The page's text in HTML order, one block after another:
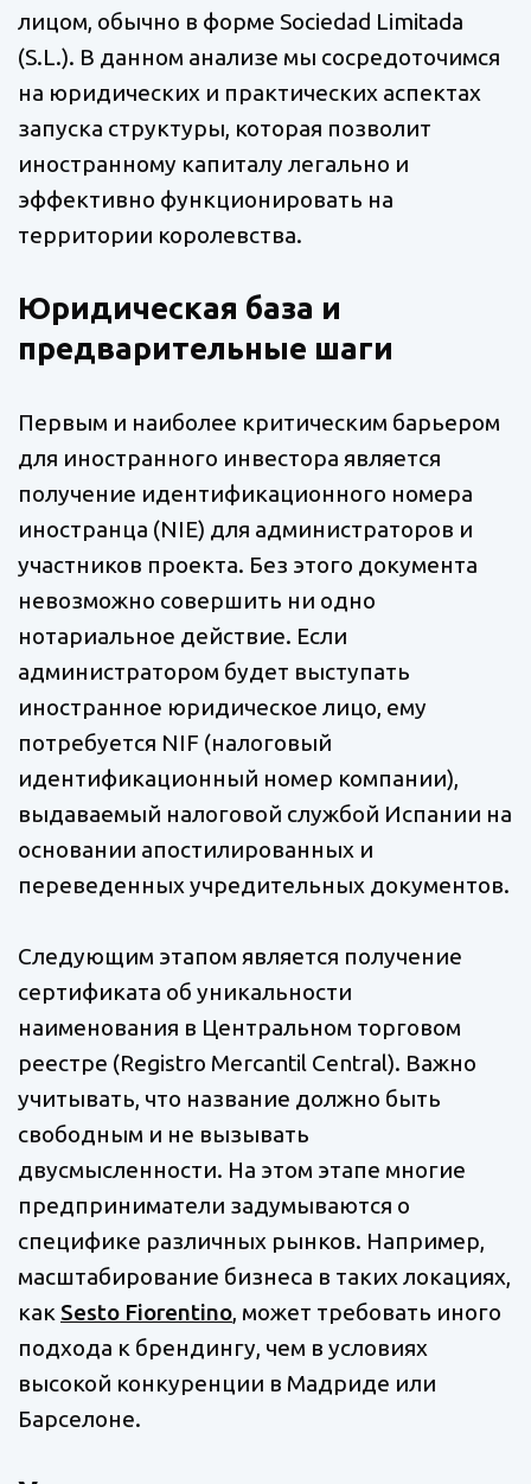
лицом, обычно в форме Sociedad Limitada
(S.L.). В данном анализе мы сосредоточимся
на юридических и практических аспектах
запуска структуры, которая позволит
иностранному капиталу легально и
эффективно функционировать на
территории королевства.
Юридическая база и
предварительные шаги
Первым и наиболее критическим барьером
для иностранного инвестора является
получение идентификационного номера
иностранца (NIE) для администраторов и
участников проекта. Без этого документа
невозможно совершить ни одно
нотариальное действие. Если
администратором будет выступать
иностранное юридическое лицо, ему
потребуется NIF (налоговый
идентификационный номер компании),
выдаваемый налоговой службой Испании на
основании апостилированных и
переведенных учредительных документов.
Следующим этапом является получение
сертификата об уникальности
наименования в Центральном торговом
реестре (Registro Mercantil Central). Важно
учитывать, что название должно быть
свободным и не вызывать
двусмысленности. На этом этапе многие
предприниматели задумываются о
специфике различных рынков. Например,
масштабирование бизнеса в таких локациях,
как Sesto Fiorentino, может требовать иного
подхода к брендингу, чем в условиях
высокой конкуренции в Мадриде или
Барселоне.